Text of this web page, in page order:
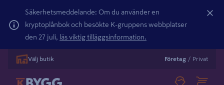
Säkerhetsmeddelande: Om du använder en
kryptoplånbok och besökte K-gruppens webbplatser
den 27 juli, läs viktig tilläggsinformation.
Välj butik Företag / Privat